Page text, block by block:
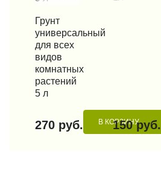
КУПИТЬ В 1 КЛИК
Грунт
универсальный
для всех
видов
комнатных
растений
5 л
270 руб. В КОРЗИНУ
150 руб.